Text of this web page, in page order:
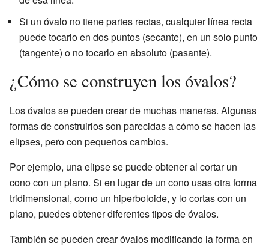
Si un óvalo no tiene partes rectas, cualquier línea recta
puede tocarlo en dos puntos (secante), en un solo punto
(tangente) o no tocarlo en absoluto (pasante).
¿Cómo se construyen los óvalos?
Los óvalos se pueden crear de muchas maneras. Algunas
formas de construirlos son parecidas a cómo se hacen las
elipses, pero con pequeños cambios.
Por ejemplo, una elipse se puede obtener al cortar un
cono con un plano. Si en lugar de un cono usas otra forma
tridimensional, como un hiperboloide, y lo cortas con un
plano, puedes obtener diferentes tipos de óvalos.
También se pueden crear óvalos modificando la forma en